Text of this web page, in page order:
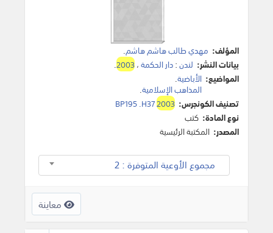
المؤلف: مهدي طالب هاشم هاشم.
بيانات النشر: لندن:دار الحكمة،2003
.
المواضيع: الأباضية.
المذاهب الإسلامية.
تصنيف الكونجرس:
BP195 .H372003
نوع المادة: كتب
المصدر: المكتبة الرئيسية
مجموع الأوعية المتوفرة : 2
معاينة